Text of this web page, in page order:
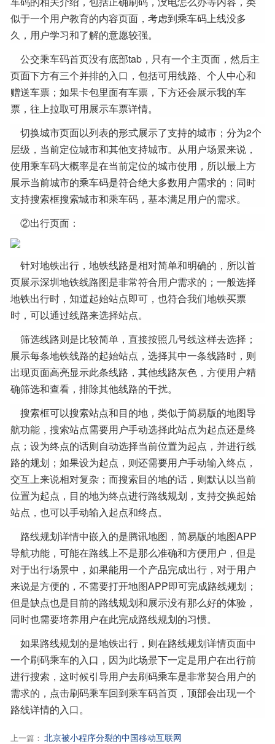
似于一个用户教育的内容页面，考虑到乘车码上线没多
久，用户学习和了解的意愿较强。
公交乘车码首页没有底部tab，只有一个主页面，然后主
页面下方有三个并排的入口，包括可用线路、个人中心和
赠送车票；如果卡包里面有车票，下方还会展示我的车
票，往上拉取可用展示车票详情。
切换城市页面以列表的形式展示了支持的城市；分为2个
层级，当前定位城市和其他支持城市。从用户场景来说，
使用乘车码大概率是在当前定位的城市使用，所以最上方
展示当前城市的乘车码是符合绝大多数用户需求的；同时
支持搜索框搜索城市和乘车码，基本满足用户的需求。
②出行页面：
针对地铁出行，地铁线路是相对简单和明确的，所以首
页展示深圳地铁线路图是非常符合用户需求的；一般选择
地铁出行时，知道起始站点即可，也符合我们地铁买票
时，可以通过线路来选择站点。
筛选线路则是比较简单，直接按照几号线这样去选择；
展示每条地铁线路的起始站点，选择其中一条线路时，则
出现页面高亮显示此条线路，其他线路灰色，方便用户精
确筛选和查看，排除其他线路的干扰。
搜索框可以搜索站点和目的地，类似于简易版的地图导
航功能，搜索站点需要用户手动选择此站点为起点还是终
点；设为终点的话则自动选择当前位置为起点，并进行线
路的规划；如果设为起点，则还需要用户手动输入终点，
交互上来说相对复杂；而搜索目的地的话，则默认以当前
位置为起点，目的地为终点进行路线规划，支持交换起始
站点，也可以手动输入起点和终点。
路线规划详情中嵌入的是腾讯地图，简易版的地图APP
导航功能，可能在路线上不是那么准确和方便用户，但是
对于出行场景中，如果能用一个产品完成出行，对于用户
来说是方便的，不需要打开地图APP即可完成路线规划；
但是缺点也是目前的路线规划和展示没有那么好的体验，
同时也需要培养用户在此完成路线规划的习惯。
如果路线规划的是地铁出行，则在路线规划详情页面中
一个刷码乘车的入口，因为此场景下一定是用户在出行前
进行搜索，这时候引导用户去刷码乘车是非常契合用户的
需求的，点击刷码乘车回到乘车码首页，顶部会出现一个
路线详情的入口。
上一篇：北京被小程序分裂的中国移动互联网